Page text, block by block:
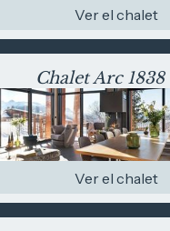
Ver el chalet
Chalet Arc 1838
Ver el chalet